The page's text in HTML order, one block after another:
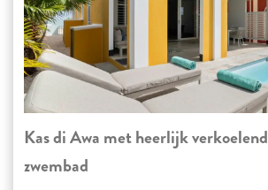
Kas di Awa met heerlijk verkoelend
zwembad